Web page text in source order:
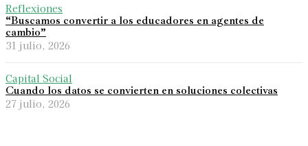
Reflexiones
“Buscamos convertir a los educadores en agentes de
cambio”
31 julio, 2026
Capital Social
Cuando los datos se convierten en soluciones colectivas
27 julio, 2026